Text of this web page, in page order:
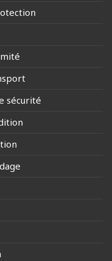
sécurité